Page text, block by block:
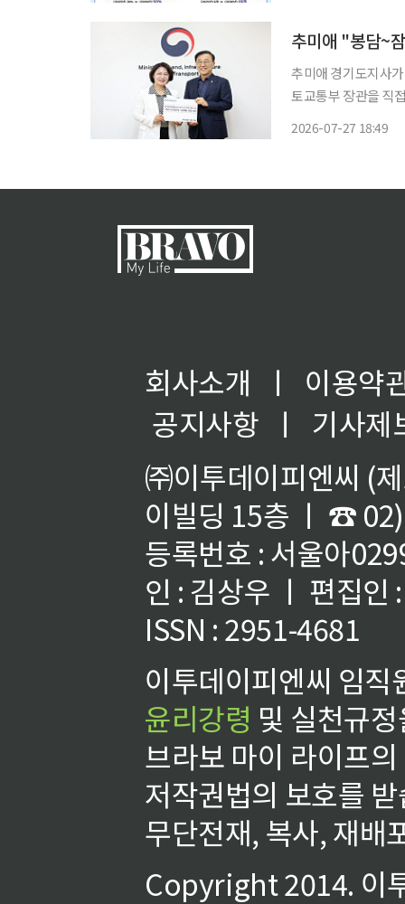
추미애 "봉담~
추미애 경기도지사
토교통부 장관을 직접 만났다. 서울 접근성이 열악한 경기 남부
2026-07-27 18:49
회사소개 ㅣ
이용약
공지사항
ㅣ
기사제
㈜이투데이피엔씨 (
이빌딩 15층 ㅣ ☎
등록번호 : 서울아
인 : 김상우 ㅣ 편집인
ISSN : 2951-4681
이투데이피엔씨 임
윤리강령 및 실천규
브라보 마이 라이프
저작권법의 보호를
무단전재, 복사, 재배
Copyright 2014. 이